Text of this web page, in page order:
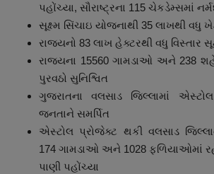
પહોંચ્યા, સૌરાષ્ટ્રના 115 ચેકડેમ્સમાં
સૂક્ષ્મ સિંચાઇ યોજનાથી 35 લાખથી વધુ
રાજ્યનો 83 લાખ હેક્ટરથી વધુ વિસ્તાર
રાજ્યના 15560 ગામડાઓ અને 238
પુરવઠો સુનિશ્વિત
ગુજરાતના વલસાડ જિલ્લામાં
જનતાને સમર્પિત
એસ્ટોલ પ્રોજેક્ટ થકી વલસાડ
174 ગામડાઓ અને 1028 ફળિયાઓમાં
પાણી પહોંચ્યા